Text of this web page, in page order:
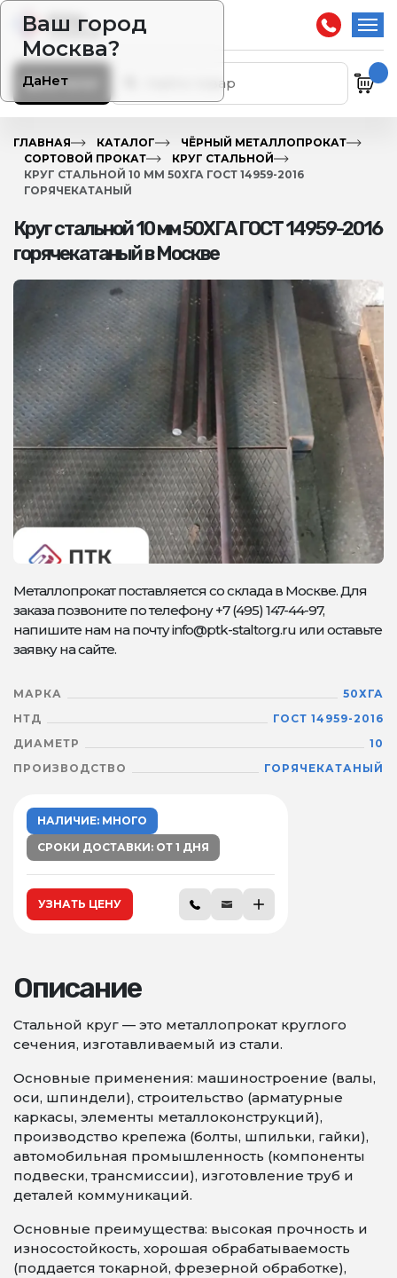
Ваш город
Москва?
ДаНет
Каталог
ГЛАВНАЯ КАТАЛОГ
ЧЁРНЫЙ МЕТАЛЛОПРОКАТ
СОРТОВОЙ ПРОКАТ
КРУГ СТАЛЬНОЙ
КРУГ СТАЛЬНОЙ 10 ММ 50ХГА ГОСТ 14959-2016
ГОРЯЧЕКАТАНЫЙ
Круг стальной 10 мм 50ХГА ГОСТ 14959-2016
горячекатаный в Москве
Металлопрокат поставляется со склада в Москве. Для
заказа позвоните по телефону +7 (495) 147-44-97,
напишите нам на почту info@ptk-staltorg.ru или оставьте
заявку на сайте.
МАРКА
50ХГА
НТД
ГОСТ 14959-2016
ДИАМЕТР
10
ПРОИЗВОДСТВО
ГОРЯЧЕКАТАНЫЙ
НАЛИЧИЕ: МНОГО
СРОКИ ДОСТАВКИ: ОТ 1 ДНЯ
УЗНАТЬ ЦЕНУ
Описание
Стальной круг — это металлопрокат круглого
сечения, изготавливаемый из стали.
Основные применения: машиностроение (валы,
оси, шпиндели), строительство (арматурные
каркасы, элементы металлоконструкций),
производство крепежа (болты, шпильки, гайки),
автомобильная промышленность (компоненты
подвески, трансмиссии), изготовление труб и
деталей коммуникаций.
Основные преимущества: высокая прочность и
износостойкость, хорошая обрабатываемость
(поддается токарной, фрезерной обработке),